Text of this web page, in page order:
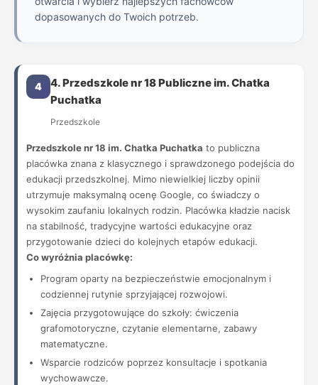
dopasowanych do Twoich potrzeb.
4
4. Przedszkole nr 18 Publiczne im. Chatka
Puchatka
Przedszkole
Przedszkole nr 18 im. Chatka Puchatka to publiczna
placówka znana z klasycznego i sprawdzonego podejścia do
edukacji przedszkolnej. Mimo niewielkiej liczby opinii
utrzymuje maksymalną ocenę Google, co świadczy o
wysokim zaufaniu lokalnych rodzin. Placówka kładzie nacisk
na stabilność, tradycyjne wartości edukacyjne oraz
przygotowanie dzieci do kolejnych etapów edukacji.
Co wyróżnia placówkę:
Program oparty na bezpieczeństwie emocjonalnym i
codziennej rutynie sprzyjającej rozwojowi.
Zajęcia przygotowujące do szkoły: ćwiczenia
grafomotoryczne, czytanie elementarne, zabawy
matematyczne.
Wsparcie rodziców poprzez konsultacje i spotkania
wychowawcze.